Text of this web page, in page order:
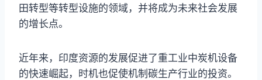
田转型等转型设施的领域，并将成为未来社会发展
的增长点。
近年来，印度资源的发展促进了重工业中炭机设备
的快速崛起，时机也促使机制碳生产行业的投资。